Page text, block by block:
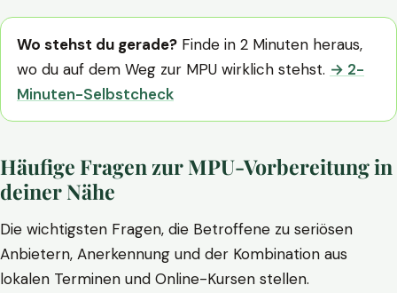
Wo stehst du gerade? Finde in 2 Minuten heraus,
wo du auf dem Weg zur MPU wirklich stehst. → 2-
Minuten-Selbstcheck
Häufige Fragen zur MPU-Vorbereitung in
deiner Nähe
Die wichtigsten Fragen, die Betroffene zu seriösen
Anbietern, Anerkennung und der Kombination aus
lokalen Terminen und Online-Kursen stellen.